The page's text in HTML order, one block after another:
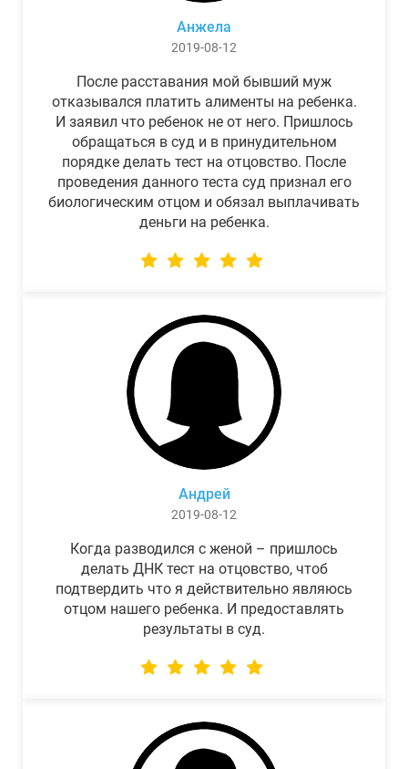
Анжела
2019-08-12
После расставания мой бывший муж
отказывался платить алименты на ребенка.
И заявил что ребенок не от него. Пришлось
обращаться в суд и в принудительном
порядке делать тест на отцовство. После
проведения данного теста суд признал его
биологическим отцом и обязал выплачивать
деньги на ребенка.
Андрей
2019-08-12
Когда разводился с женой – пришлось
делать ДНК тест на отцовство, чтоб
подтвердить что я действительно являюсь
отцом нашего ребенка. И предоставлять
результаты в суд.